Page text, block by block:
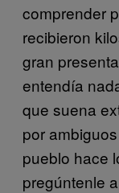
comprender
recibieron
gran
entendía
que suena
por
pueblo hace
pregúntenle